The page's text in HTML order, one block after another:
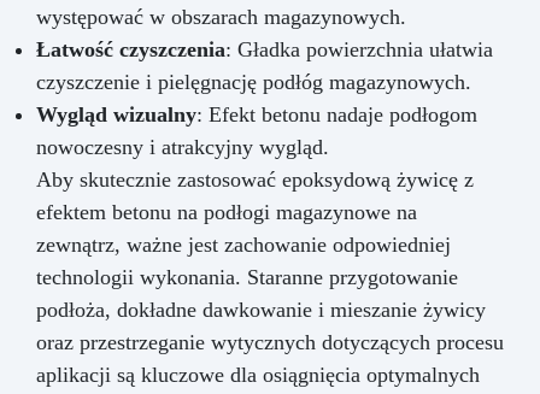
występować w obszarach magazynowych.
Łatwość czyszczenia: Gładka powierzchnia ułatwia
czyszczenie i pielęgnację podłóg magazynowych.
Wygląd wizualny: Efekt betonu nadaje podłogom
nowoczesny i atrakcyjny wygląd.
Aby skutecznie zastosować epoksydową żywicę z
efektem betonu na podłogi magazynowe na
zewnątrz, ważne jest zachowanie odpowiedniej
technologii wykonania. Staranne przygotowanie
podłoża, dokładne dawkowanie i mieszanie żywicy
oraz przestrzeganie wytycznych dotyczących procesu
aplikacji są kluczowe dla osiągnięcia optymalnych